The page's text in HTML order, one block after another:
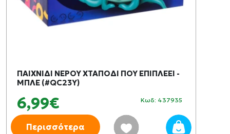
ΠΑΙΧΝΙΔΙ ΝΕΡΟΥ ΧΤΑΠΟΔΙ ΠΟΥ ΕΠΙΠΛΕΕΙ -
ΜΠΛΕ (#QC23Y)
6,99€ Κωδ: 437935
Περισσότερα